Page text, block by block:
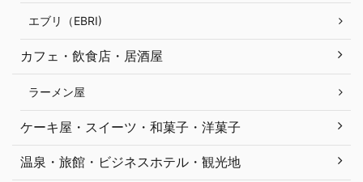
エブリ（EBRI)
カフェ・飲食店・居酒屋
ラーメン屋
ケーキ屋・スイーツ・和菓子・洋菓子
温泉・旅館・ビジネスホテル・観光地